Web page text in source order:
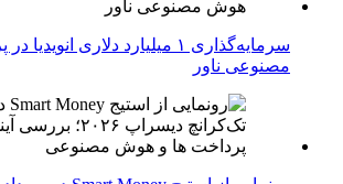
سرمایه‌گذاری ۱ میلیارد دلاری
مصنوعی ناور